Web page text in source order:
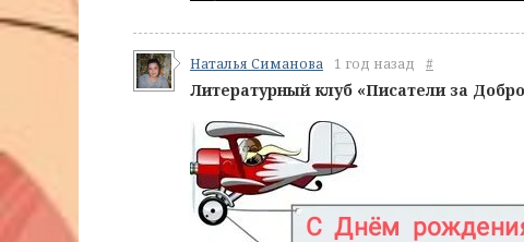
Наталья Симанова 1 год назад #
Литературный клуб «Писатели за